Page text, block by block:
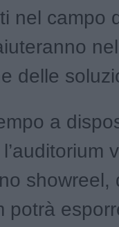
nel campo
delle
a
showreel,
potrà